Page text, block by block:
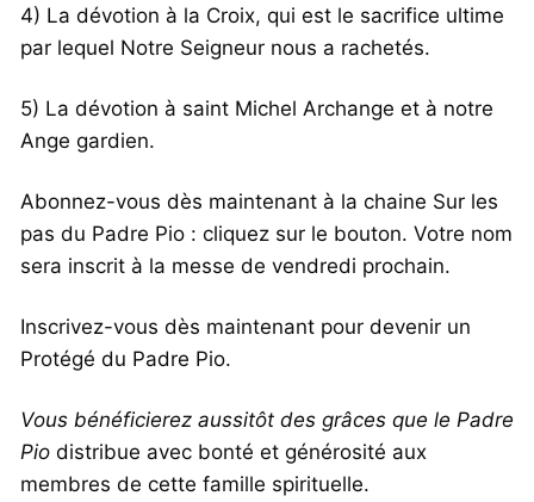
4) La dévotion à la Croix, qui est le sacrifice ultime
par lequel Notre Seigneur nous a rachetés.
5) La dévotion à saint Michel Archange et à notre
Ange gardien.
Abonnez-vous dès maintenant à la chaine Sur les
pas du Padre Pio : cliquez sur le bouton. Votre nom
sera inscrit à la messe de vendredi prochain.
Inscrivez-vous dès maintenant pour devenir un
Protégé du Padre Pio.
Vous bénéficierez aussitôt des grâces que le Padre
Pio distribue avec bonté et générosité aux
membres de cette famille spirituelle.